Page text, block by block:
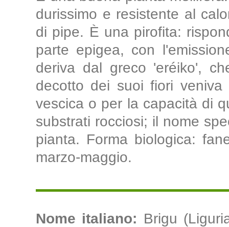
durissimo e resistente al
di pipe. È una pirofita:
parte epigea, con
deriva dal greco 'eréiko',
decotto dei suoi fiori
vescica o per la capacità di
substrati rocciosi; il nome
pianta. Forma biologica:
marzo-maggio.
Nome italiano: Brigu